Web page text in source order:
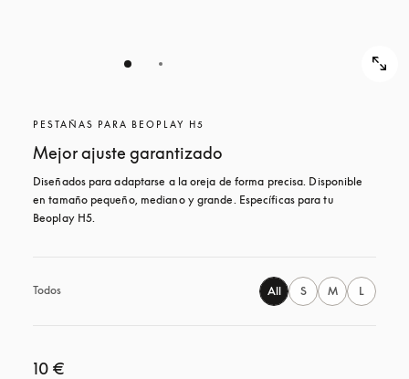
PESTAÑAS PARA BEOPLAY H5
Mejor ajuste garantizado
Diseñados para adaptarse a la oreja de forma precisa. Disponible
en tamaño pequeño, mediano y grande. Específicas para tu
Beoplay H5.
Todos All S M L
10 €